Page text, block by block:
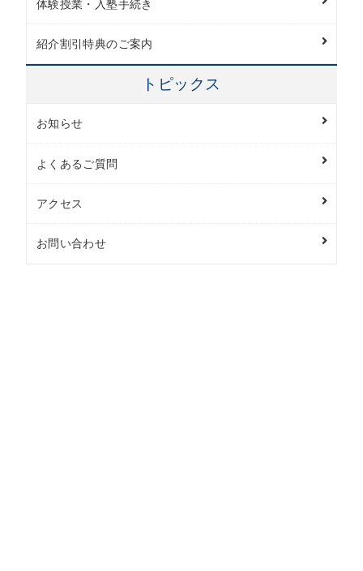
体験授業・入塾手続き
紹介割引特典のご案内
トピックス
お知らせ
よくあるご質問
アクセス
お問い合わせ